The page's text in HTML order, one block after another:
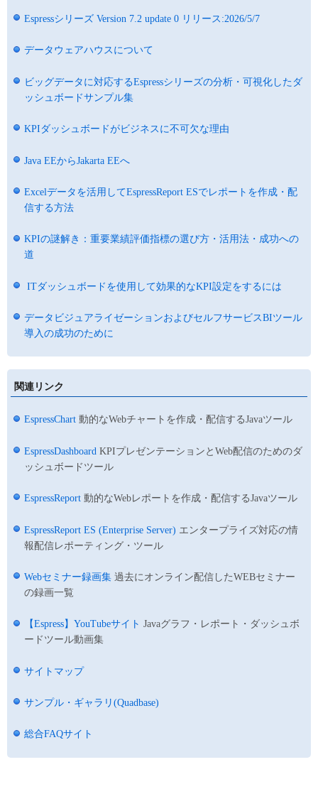
Espressシリーズ Version 7.2 update 0 リリース:2026/5/7
データウェアハウスについて
ビッグデータに対応するEspressシリーズの分析・可視化したダ
ッシュボードサンプル集
KPIダッシュボードがビジネスに不可欠な理由
Java EEからJakarta EEへ
Excelデータを活用してEspressReport ESでレポートを作成・配
信する方法
KPIの謎解き：重要業績評価指標の選び方・活用法・成功への
道
ITダッシュボードを使用して効果的なKPI設定をするには
データビジュアライゼーションおよびセルフサービスBIツール
導入の成功のために
関連リンク
EspressChart 動的なWebチャートを作成・配信するJavaツール
EspressDashboard KPIプレゼンテーションとWeb配信のためのダ
ッシュボードツール
EspressReport 動的なWebレポートを作成・配信するJavaツール
EspressReport ES (Enterprise Server) エンタープライズ対応の情
報配信レポーティング・ツール
Webセミナー録画集 過去にオンライン配信したWEBセミナー
の録画一覧
【Espress】YouTubeサイト Javaグラフ・レポート・ダッシュボ
ードツール動画集
サイトマップ
サンプル・ギャラリ(Quadbase)
総合FAQサイト